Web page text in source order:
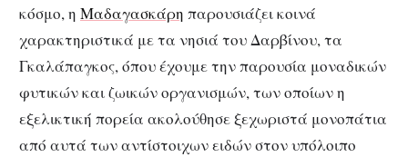
κόσμο, η Μαδαγασκάρη παρουσιάζει κοινά
χαρακτηριστικά με τα νησιά του Δαρβίνου, τα
Γκαλάπαγκος, όπου έχουμε την παρουσία μοναδικών
φυτικών και ζωικών οργανισμών, των οποίων η
εξελικτική πορεία ακολούθησε ξεχωριστά μονοπάτια
από αυτά των αντίστοιχων ειδών στον υπόλοιπο